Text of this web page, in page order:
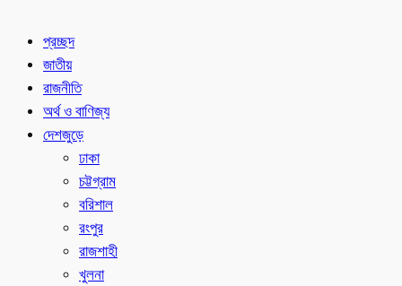
প্রচ্ছদ
জাতীয়
রাজনীতি
অর্থ ও বাণিজ্য
দেশজুড়ে
ঢাকা
চট্টগ্রাম
বরিশাল
রংপুর
রাজশাহী
খুলনা